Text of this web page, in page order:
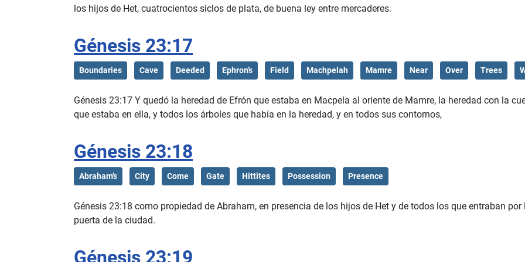
los hijos de Het, cuatrocientos siclos de plata, de buena ley entre mercaderes.
Génesis 23:17
Boundaries Cave Deeded Ephron’s Field Machpelah Mamre Near Over Trees
Génesis 23:17 Y quedó la heredad de Efrón que estaba en Macpela al oriente de Mamre, la heredad con la
que estaba en ella, y todos los árboles que había en la heredad, y en todos sus contornos,
Génesis 23:18
Abraham’s City Come Gate Hittites Possession Presence
Génesis 23:18 como propiedad de Abraham, en presencia de los hijos de Het y de todos los que entraban por
puerta de la ciudad.
Génesis 23:19